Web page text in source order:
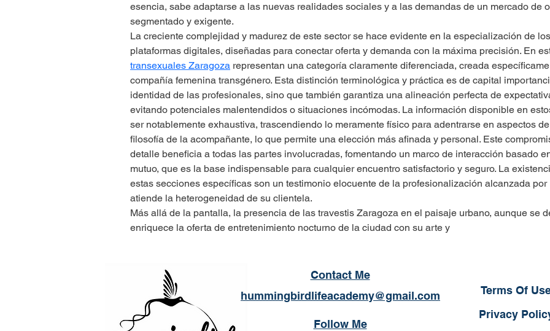
esencia, sabe adaptarse a las nuevas realidades sociales y a las demandas de un mercado de
segmentado y exigente.
La creciente complejidad y madurez de este sector se hace evidente en la especialización de
plataformas digitales, diseñadas para conectar oferta y demanda con la máxima precisión. En
transexuales Zaragoza representan una categoría claramente diferenciada, creada
compañía femenina transgénero. Esta distinción terminológica y práctica es de capital
identidad de las profesionales, sino que también garantiza una alineación perfecta de
evitando potenciales malentendidos o situaciones incómodas. La información disponible en
ser notablemente exhaustiva, trascendiendo lo meramente físico para adentrarse en aspectos
filosofía de la acompañante, lo que permite una elección más afinada y personal. Este
detalle beneficia a todas las partes involucradas, fomentando un marco de interacción basado
mutuo, que es la base indispensable para cualquier encuentro satisfactorio y seguro. La
estas secciones específicas son un testimonio elocuente de la profesionalización alcanzada
atiende la heterogeneidad de su clientela.
Más allá de la pantalla, la presencia de las travestis Zaragoza en el paisaje urbano, aunque se
enriquece la oferta de entretenimiento nocturno de la ciudad con su arte y
Contact Me
hummingbirdlifeacademy@gmail.com
Follow Me
Terms Of
Privacy